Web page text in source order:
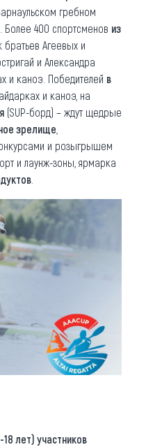
гребном
Более 400 спортсменов из
братьев Агеевых и
и Александра
и каноэ. Победителей в
и каноэ, на
(SUP-борд) – ждут щедрые
зрелище
и розыгрышем
и лаунж-зоны, ярмарка
лет) участников